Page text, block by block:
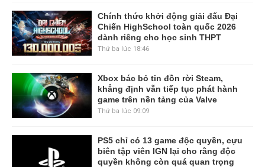
Chính thức khởi động giải đấu Đại
Chiến HighSchool toàn quốc 2026
dành riêng cho học sinh THPT
Thứ ba lúc 18:46
Xbox bác bỏ tin đồn rời Steam,
khẳng định vẫn tiếp tục phát hành
game trên nền tảng của Valve
Thứ ba lúc 09:09
PS5 chỉ có 13 game độc quyền, cựu
biên tập viên IGN lại cho rằng độc
quyền không còn quá quan trọng